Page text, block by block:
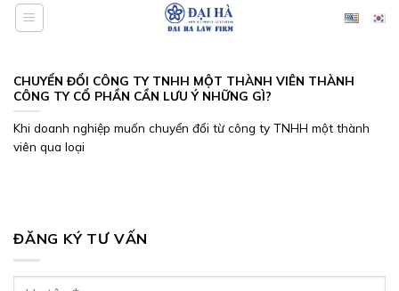
Bỏ
qua
dungCHUYỂN ĐỔI CÔNG TY TNHH MỘT THÀNH VIÊN THÀNH
CÔNG TY CỔ PHẦN CẦN LƯU Ý NHỮNG GÌ?
Khi doanh nghiệp muốn chuyển đổi từ công ty TNHH một thành
viên qua loại
ĐĂNG KÝ TƯ VẤN